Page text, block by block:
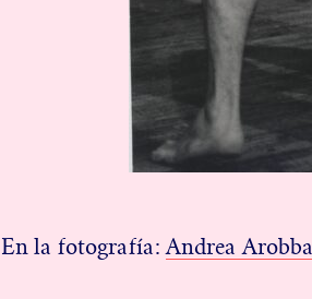
En la fotografía: Andrea Arobba